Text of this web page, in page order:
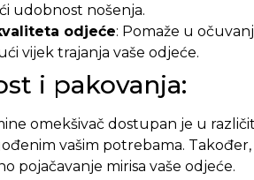
udobnost nošenja.
odjeće: Pomaže u
vijek trajanja vaše odjeće.
i pakovanja:
omekšivač dostupan je u
vašim potrebama.
pojačavanje mirisa vaše odjeće.